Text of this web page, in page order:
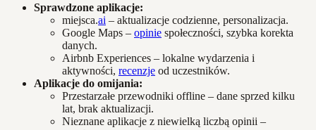
Sprawdzone aplikacje:
miejsca.ai – aktualizacje codzienne, personalizacja.
Google Maps – opinie społeczności, szybka korekta
danych.
Airbnb Experiences – lokalne wydarzenia i
aktywności, recenzje od uczestników.
Aplikacje do omijania:
Przestarzałe przewodniki offline – dane sprzed kilku
lat, brak aktualizacji.
Nieznane aplikacje z niewielką liczbą opinii –